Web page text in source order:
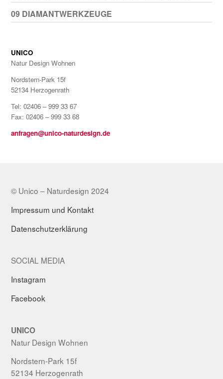
09 DIAMANTWERKZEUGE
UNICO
Natur Design Wohnen
Nordstern-Park 15f
52134 Herzogenrath
Tel: 02406 – 999 33 67
Fax: 02406 – 999 33 68
anfragen@unico-naturdesign.de
© Unico – Naturdesign 2024
Impressum und Kontakt
Datenschutzerklärung
SOCIAL MEDIA
Instagram
Facebook
UNICO
Natur Design Wohnen
Nordstern-Park 15f
52134 Herzogenrath